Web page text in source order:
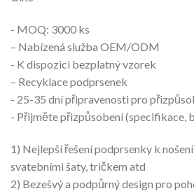
- MOQ: 3000 ks
– Nabízená služba OEM/ODM
- K dispozici bezplatný vzorek
– Recyklace podprsenek
- 25-35 dní připravenosti pro
- Přijměte přizpůsobení (specifikace,
1) Nejlepší řešení podprsenky k nošení
svatebními šaty, tričkem atd
2) Bezešvý a podpůrný design pro